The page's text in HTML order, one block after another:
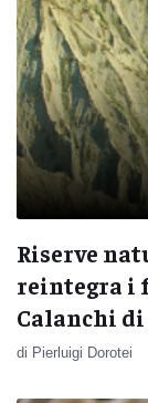
Riserve
reintegra i
Calanchi
di Pierluigi Dorotei